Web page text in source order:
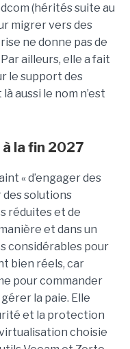
(hérités suite au
migrer vers des
ne donne pas de
ailleurs, elle a fait
le support des
aussi le nom n’est
la fin 2027
« d’engager des
solutions
réduites et de
et dans un
considérables pour
bien réels, car
pour commander
la paie. Elle
et la protection
choisie